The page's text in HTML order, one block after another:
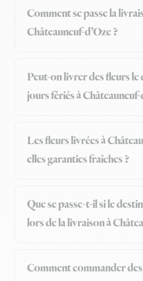
Comment se passe la
Châteauneuf-d’Oze ?
Peut-on livrer des fleurs le
jours fériés à Châteauneuf-
Les fleurs livrées à
elles garanties fraîches ?
Que se passe-t-il si le
lors de la livraison à
Comment commander